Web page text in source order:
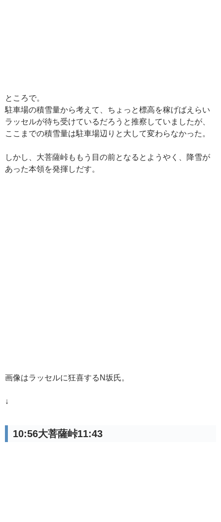
ところで。
駐車場の積雪量から考えて、ちょっと標高を稼げばえらい
ラッセルが待ち受けているだろうと推察していましたが、
ここまでの積雪量は駐車場辺りと大して変わらなかった。
しかし、大菩薩峠ももう目の前となるとようやく、降雪が
あった本領を発揮しだす。
画像はラッセルに狂喜するN坂氏。
↓
10:56大菩薩峠11:43